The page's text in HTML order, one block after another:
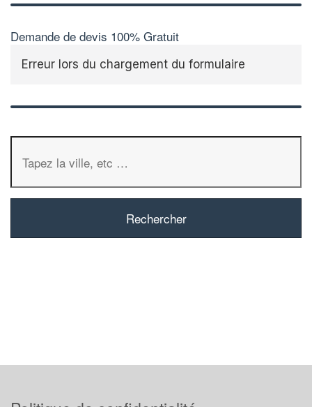
Demande de devis 100% Gratuit
Erreur lors du chargement du formulaire